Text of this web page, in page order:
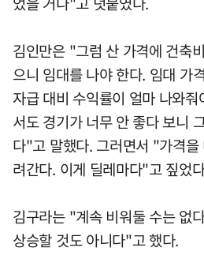
김인만은 "그럼 산 가격에 건축
으니 임대를 나야 한다. 임대 가
자급 대비 수익률이 얼마 나와
서도 경기가 너무 안 좋다 보니
다"고 말했다. 그러면서 "가격
려간다. 이게 딜레마다"고 짚었
김구라는 "계속 비워둘 수는 없
상승할 것도 아니다"고 했다.